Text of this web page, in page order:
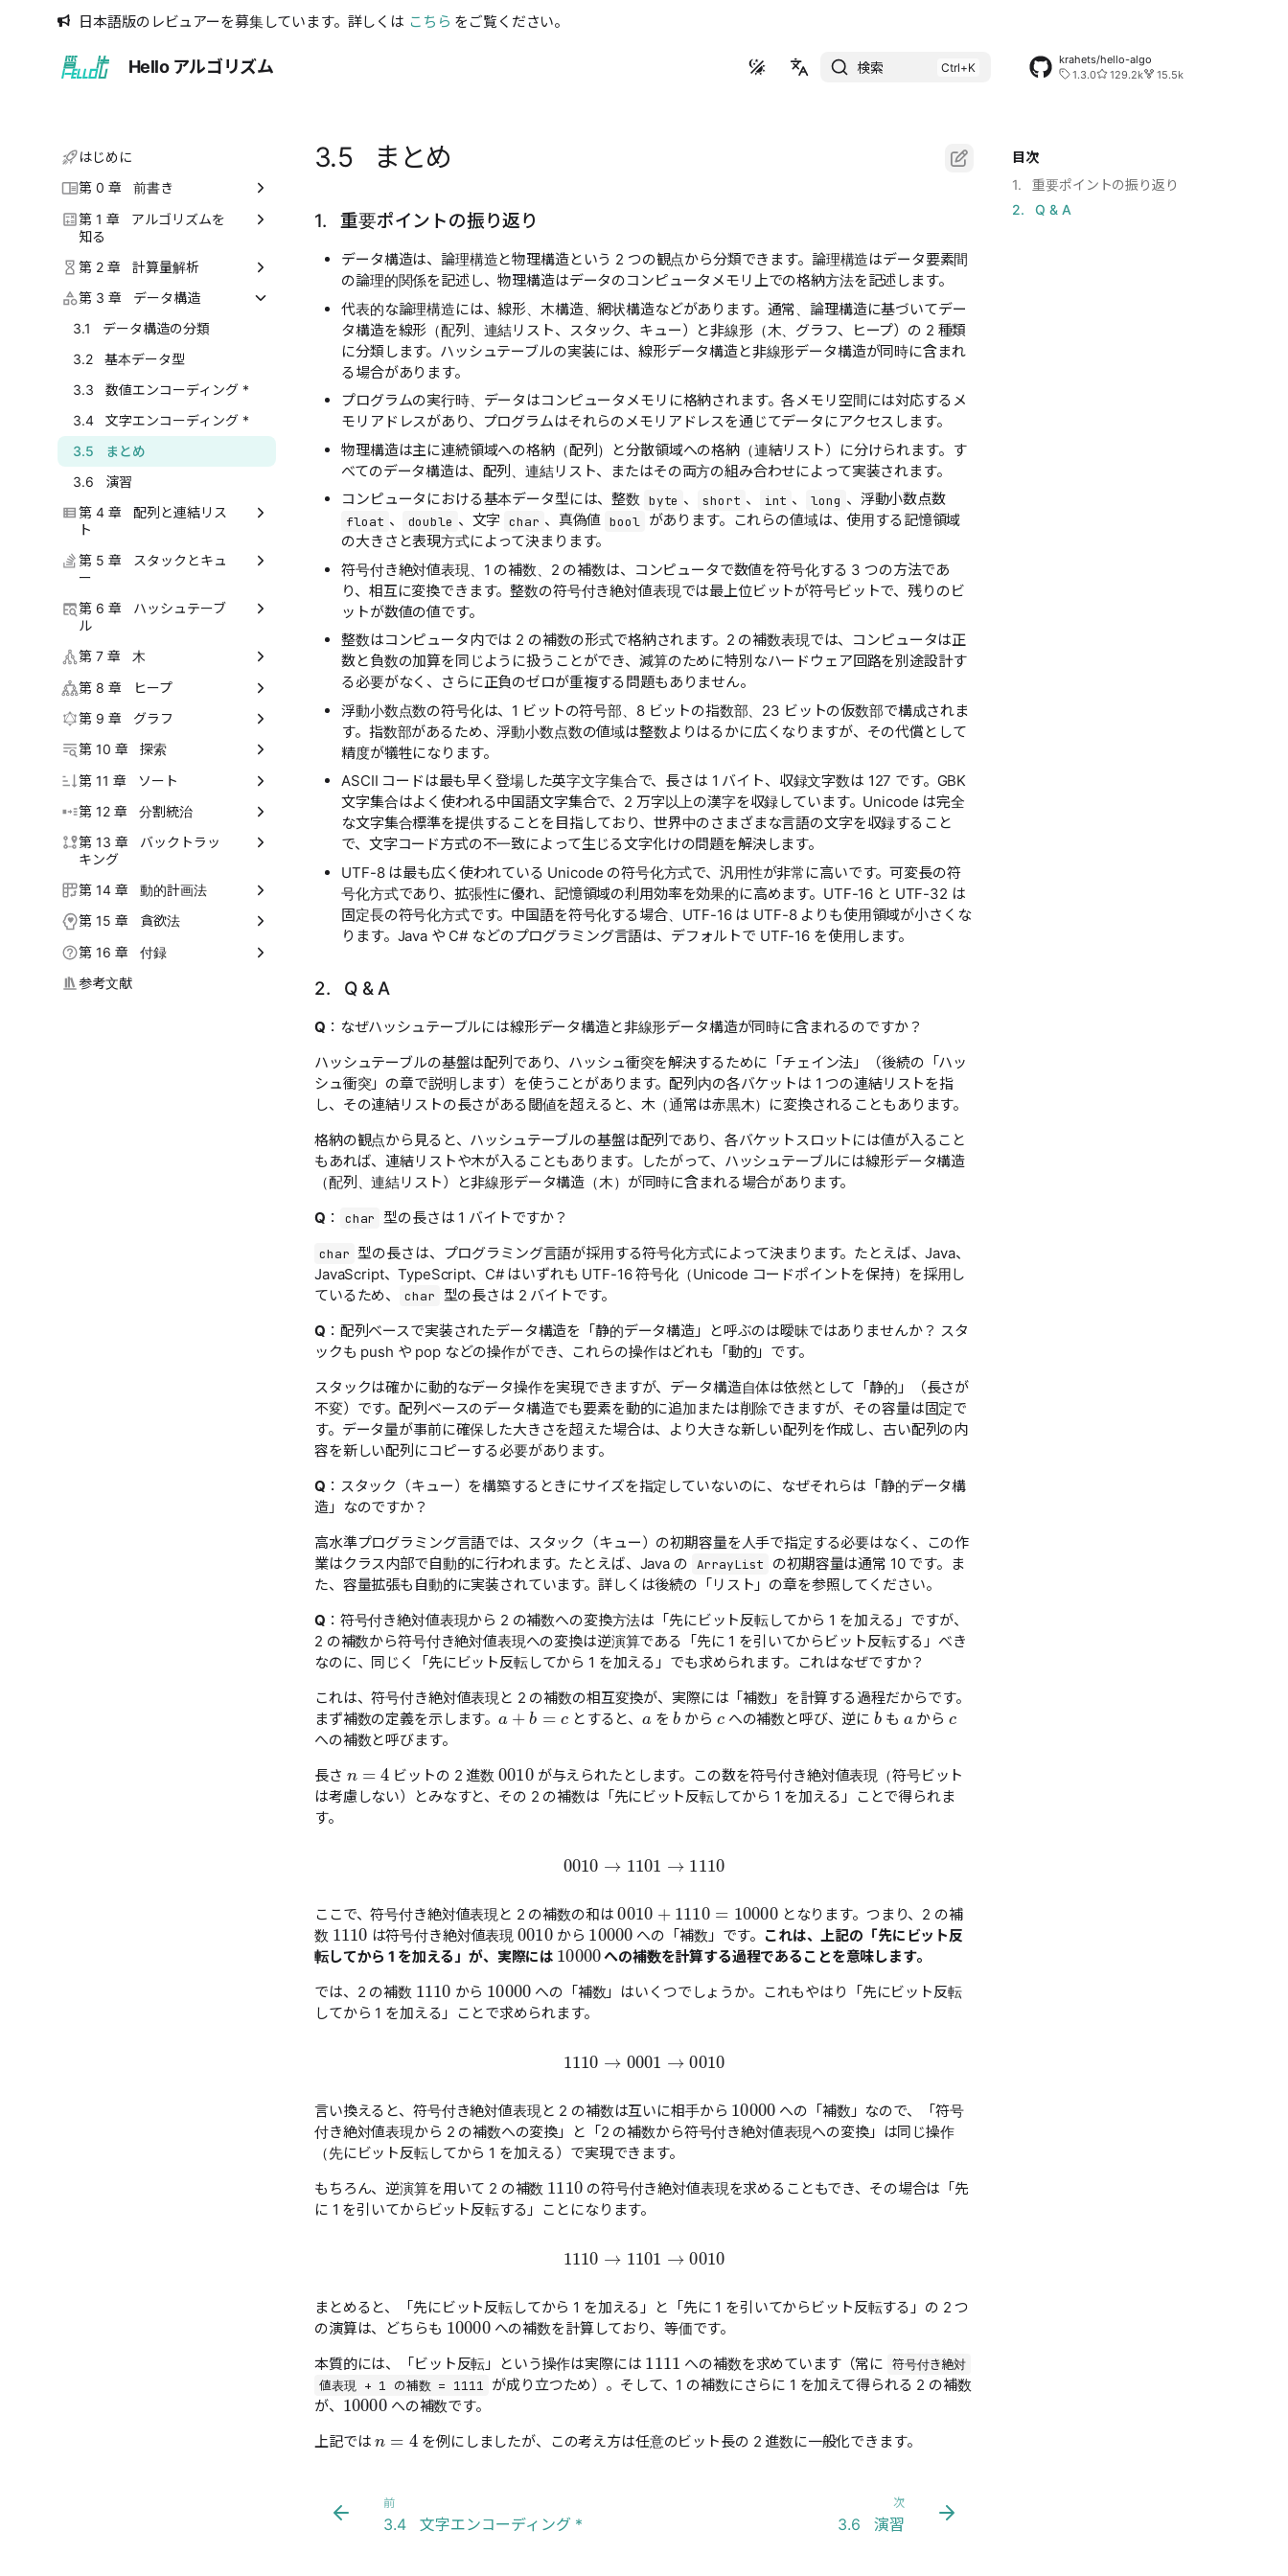
日本語版のレビュアーを募集しています。詳しくは こちら をご覧ください。
Hello アルゴリズム
Русский
検索
krahets/hello-algo
1.3.0
129.2k 15.5k
はじめに
第 0 章 前書き
0.1 本書について
0.3 まとめ
第 1 章 アルゴリズムを
知る
1.1 アルゴリズムは至るところ
第 2 章 計算量解析
2.1 アルゴリズム効率の評価
2.2 反復と再帰
2.3 時間計算量
2.4 空間計算量
2.5 まとめ
2.6 演習
第 3 章 データ構造
3.1 データ構造の分類
3.2 基本データ型
3.3 数値エンコーディング *
3.4 文字エンコーディング *
3.5 まとめ
3.6 演習
第 4 章 配列と連結リス
ト
4.1 配列
4.3 リスト
4.4 メモリとキャッシュ *
4.5 まとめ
4.6 演習
第 5 章 スタックとキュ
ー
5.1 スタック
5.3 両端キュー
5.4 まとめ
第 6 章 ハッシュテーブ
ル
6.1 ハッシュテーブル
6.2 ハッシュ衝突
6.3 ハッシュアルゴリズム
6.4 まとめ
6.5 演習
第 7 章 木
7.1 二分木
7.2 二分木の走査
7.3 二分木の配列表現
7.4 二分探索木
7.5 AVL 木 *
7.6 まとめ
第 8 章 ヒープ
8.1 ヒープ
8.2 ヒープ構築
8.3 Top-k 問題
8.4 まとめ
8.5 演習
第 9 章 グラフ
9.1 グラフ
9.2 グラフの基本操作
9.3 グラフの走査
9.4 まとめ
第 10 章 探索
10.1 二分探索
10.2 二分探索の挿入位置
10.3 二分探索の境界
略
10.5 探索アルゴリズム再考
10.6 まとめ
10.7 演習
第 11 章 ソート
11.1 ソートアルゴリズム
11.2 選択ソート
11.5 クイックソート
11.6 マージソート
11.7 ヒープソート
第 12 章 分割統治
12.1 分割統治法
12.4 ハノイの塔の問題
12.5 まとめ
12.6 演習
第 13 章 バックトラッ
キング
13.1 バックトラッキングアル
第 14 章 動的計画法
14.1 動的計画法入門
14.2 動的計画法の問題特性
14.3 動的計画法の問題解決の
第 15 章 貪欲法
15.1 貪欲法
15.2 分数ナップサック問題
第 16 章 付録
16.1 プログラミング環境のイ
参考文献
目次
1. 重要ポイントの振り返り
2. Q & A
3.5 まとめ
1. 重要ポイントの振り返り
データ構造は、論理構造と物理構造という 2 つの観点から分類できます。論理構造はデータ要素間
の論理的関係を記述し、物理構造はデータのコンピュータメモリ上での格納方法を記述します。
代表的な論理構造には、線形、木構造、網状構造などがあります。通常、論理構造に基づいてデー
タ構造を線形（配列、連結リスト、スタック、キュー）と非線形（木、グラフ、ヒープ）の 2 種類
に分類します。ハッシュテーブルの実装には、線形データ構造と非線形データ構造が同時に含まれ
る場合があります。
プログラムの実行時、データはコンピュータメモリに格納されます。各メモリ空間には対応するメ
モリアドレスがあり、プログラムはそれらのメモリアドレスを通じてデータにアクセスします。
物理構造は主に連続領域への格納（配列）と分散領域への格納（連結リスト）に分けられます。す
べてのデータ構造は、配列、連結リスト、またはその両方の組み合わせによって実装されます。
コンピュータにおける基本データ型には、整数 byte 、 short 、 int 、 long 、浮動小数点数
float 、 double 、文字 char 、真偽値 bool
があります。これらの値域は、使用する記憶領域
の大きさと表現方式によって決まります。
符号付き絶対値表現、1 の補数、2 の補数は、コンピュータで数値を符号化する 3 つの方法であ
り、相互に変換できます。整数の符号付き絶対値表現では最上位ビットが符号ビットで、残りのビ
ットが数値の値です。
整数はコンピュータ内では 2 の補数の形式で格納されます。2 の補数表現では、コンピュータは正
数と負数の加算を同じように扱うことができ、減算のために特別なハードウェア回路を別途設計す
る必要がなく、さらに正負のゼロが重複する問題もありません。
浮動小数点数の符号化は、1 ビットの符号部、8 ビットの指数部、23 ビットの仮数部で構成されま
す。指数部があるため、浮動小数点数の値域は整数よりはるかに広くなりますが、その代償として
精度が犠牲になります。
ASCII コードは最も早く登場した英字文字集合で、長さは 1 バイト、収録文字数は 127 です。GBK
文字集合はよく使われる中国語文字集合で、2 万字以上の漢字を収録しています。Unicode は完全
な文字集合標準を提供することを目指しており、世界中のさまざまな言語の文字を収録すること
で、文字コード方式の不一致によって生じる文字化けの問題を解決します。
UTF-8 は最も広く使われている Unicode の符号化方式で、汎用性が非常に高いです。可変長の符
号化方式であり、拡張性に優れ、記憶領域の利用効率を効果的に高めます。UTF-16 と UTF-32 は
固定長の符号化方式です。中国語を符号化する場合、UTF-16 は UTF-8 よりも使用領域が小さくな
ります。Java や C# などのプログラミング言語は、デフォルトで UTF-16 を使用します。
2. Q & A
Q ：なぜハッシュテーブルには線形データ構造と非線形データ構造が同時に含まれるのですか？
ハッシュテーブルの基盤は配列であり、ハッシュ衝突を解決するために「チェイン法」（後続の「ハッ
シュ衝突」の章で説明します）を使うことがあります。配列内の各バケットは 1 つの連結リストを指
し、その連結リストの長さがある閾値を超えると、木（通常は赤黒木）に変換されることもあります。
格納の観点から見ると、ハッシュテーブルの基盤は配列であり、各バケットスロットには値が入ること
もあれば、連結リストや木が入ることもあります。したがって、ハッシュテーブルには線形データ構造
（配列、連結リスト）と非線形データ構造（木）が同時に含まれる場合があります。
Q ： char 型の長さは 1 バイトですか？
char 型の長さは、プログラミング言語が採用する符号化方式によって決まります。たとえば、Java、
JavaScript、TypeScript、C# はいずれも UTF-16 符号化（Unicode コードポイントを保持）を採用し
ているため、
char
型の長さは 2 バイトです。
Q ：配列ベースで実装されたデータ構造を「静的データ構造」と呼ぶのは曖昧ではありませんか？ スタ
ックも push や pop などの操作ができ、これらの操作はどれも「動的」です。
スタックは確かに動的なデータ操作を実現できますが、データ構造自体は依然として「静的」（長さが
不変）です。配列ベースのデータ構造でも要素を動的に追加または削除できますが、その容量は固定で
す。データ量が事前に確保した大きさを超えた場合は、より大きな新しい配列を作成し、古い配列の内
容を新しい配列にコピーする必要があります。
Q ：スタック（キュー）を構築するときにサイズを指定していないのに、なぜそれらは「静的データ構
造」なのですか？
高水準プログラミング言語では、スタック（キュー）の初期容量を人手で指定する必要はなく、この作
業はクラス内部で自動的に行われます。たとえば、Java の ArrayList
の初期容量は通常 10 です。ま
た、容量拡張も自動的に実装されています。詳しくは後続の「リスト」の章を参照してください。
Q ：符号付き絶対値表現から 2 の補数への変換方法は「先にビット反転してから 1 を加える」ですが、
2 の補数から符号付き絶対値表現への変換は逆演算である「先に 1 を引いてからビット反転する」べき
なのに、同じく「先にビット反転してから 1 を加える」でも求められます。これはなぜですか？
これは、符号付き絶対値表現と 2 の補数の相互変換が、実際には「補数」を計算する過程だからです。
まず補数の定義を示します。
a+b=c
とすると、
a
を
b
から
c
への補数と呼び、逆に
b
も
a
から
c
への補数と呼びます。
長さ
ビットの 2 進数
が与えられたとします。この数を符号付き絶対値表現（符号ビット
は考慮しない）とみなすと、その 2 の補数は「先にビット反転してから 1 を加える」ことで得られま
す。
0010 → 1101→1110
ここで、符号付き絶対値表現と 2 の補数の和は
となります。つまり、2 の補
数
1110
は符号付き絶対値表現
0010
から
10000
への「補数」です。 これは、上記の「先にビット反
転してから 1 を加える」が、実際には
10000
への補数を計算する過程であることを意味します。
では、2 の補数
から
への「補数」はいくつでしょうか。これもやはり「先にビット反転
してから 1 を加える」ことで求められます。
1110→0001 →0010
言い換えると、符号付き絶対値表現と 2 の補数は互いに相手から
への「補数」なので、「符号
付き絶対値表現から 2 の補数への変換」と「2 の補数から符号付き絶対値表現への変換」は同じ操作
（先にビット反転してから 1 を加える）で実現できます。
もちろん、逆演算を用いて 2 の補数
の符号付き絶対値表現を求めることもでき、その場合は「先
に 1 を引いてからビット反転する」ことになります。
1110→1101 →0010
まとめると、「先にビット反転してから 1 を加える」と「先に 1 を引いてからビット反転する」の 2 つ
の演算は、どちらも
10000
への補数を計算しており、等価です。
本質的には、「ビット反転」という操作は実際には
への補数を求めています（常に 符号付き絶対
値表現 + 1 の補数 = 1111 が成り立つため）。そして、1 の補数にさらに 1 を加えて得られる 2 の補数
が、
10000
への補数です。
上記では
を例にしましたが、この考え方は任意のビット長の 2 進数に一般化できます。
前
3.4 文字エンコーディング *
次
3.6 演習